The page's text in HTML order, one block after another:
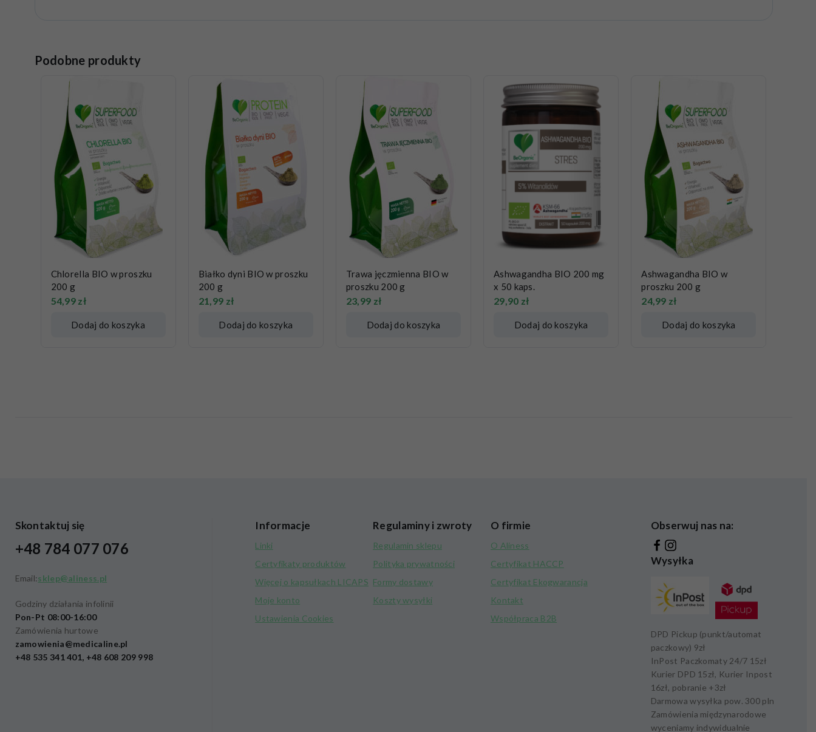
Podobne produkty
Chlorella BIO w proszku
200 g
54,99 zł
Dodaj do koszyka
Białko dyni BIO w proszku
200 g
21,99 zł
Dodaj do koszyka
Trawa jęczmienna BIO w
proszku 200 g
23,99 zł
Dodaj do koszyka
Ashwagandha BIO 200 mg
x 50 kaps.
29,90 zł
Dodaj do koszyka
Ashwagandha BIO w
proszku 200 g
24,99 zł
Dodaj do koszyka
Skontaktuj się
+48 784 077 076
Email:sklep@aliness.pl
Godziny działania infolinii
Pon-Pt 08:00-16:00
Zamówienia hurtowe
zamowienia@medicaline.pl
+48 535 341 401, +48 608 209 998
Informacje
Linki
Certyfikaty produktów
Więcej o kapsułkach LICAPS
Moje konto
Ustawienia Cookies
Regulaminy i zwroty
Regulamin sklepu
Polityka prywatności
Formy dostawy
Koszty wysyłki
O firmie
O Aliness
Certyfikat HACCP
Certyfikat Ekogwarancja
Kontakt
Współpraca B2B
Obserwuj nas na:
Wysyłka
DPD Pickup (punkt/automat
paczkowy) 9zł
InPost Paczkomaty 24/7 15zł
Kurier DPD 15zł, Kurier Inpost
16zł, pobranie +3zł
Darmowa wysyłka pow.300 pln
Zamówienia międzynarodowe
wyceniamy indywidualnie